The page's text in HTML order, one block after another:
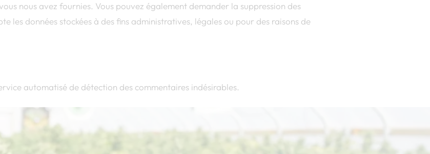
nous avez fournies. Vous pouvez également demander la suppression des
les données stockées à des fins administratives, légales ou pour des raisons de
automatisé de détection des commentaires indésirables.